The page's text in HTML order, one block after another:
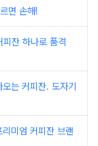
면 손해!
잔 하나로 품격
는 커피잔. 도자기
미엄 커피잔 브랜